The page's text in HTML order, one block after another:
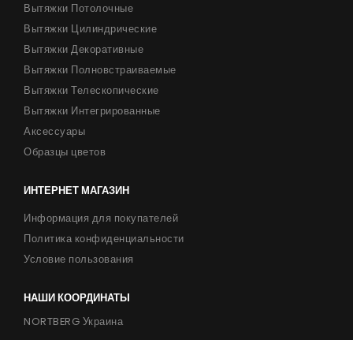
Вытяжки Потолочные
Вытяжки Цилиндрические
Вытяжки Декоративные
Вытяжки Полновстраиваемые
Вытяжки Телескопические
Вытяжки Интегрированные
Аксессуары
Образцы цветов
ИНТЕРНЕТ МАГАЗИН
Информация для покупателей
Политика конфиденциальности
Условие пользования
НАШИ КООРДИНАТЫ
NORTBERG Украина